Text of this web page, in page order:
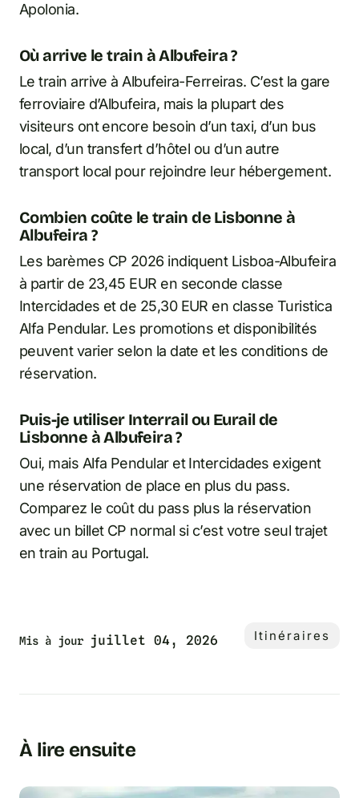
Apolonia.
Où arrive le train à Albufeira ?
Le train arrive à Albufeira-Ferreiras. C’est la gare
ferroviaire d’Albufeira, mais la plupart des
visiteurs ont encore besoin d’un taxi, d’un bus
local, d’un transfert d’hôtel ou d’un autre
transport local pour rejoindre leur hébergement.
Combien coûte le train de Lisbonne à
Albufeira ?
Les barèmes CP 2026 indiquent Lisboa-Albufeira
à partir de 23,45 EUR en seconde classe
Intercidades et de 25,30 EUR en classe Turistica
Alfa Pendular. Les promotions et disponibilités
peuvent varier selon la date et les conditions de
réservation.
Puis-je utiliser Interrail ou Eurail de
Lisbonne à Albufeira ?
Oui, mais Alfa Pendular et Intercidades exigent
une réservation de place en plus du pass.
Comparez le coût du pass plus la réservation
avec un billet CP normal si c’est votre seul trajet
en train au Portugal.
Mis à jour juillet 04, 2026 Itinéraires
À lire ensuite